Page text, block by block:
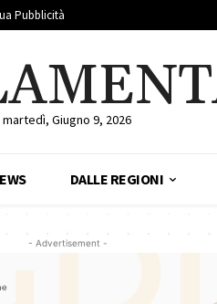
Pubblicità
martedì, Giugno 9, 2026
DALLE REGIONI
- Advertisement -